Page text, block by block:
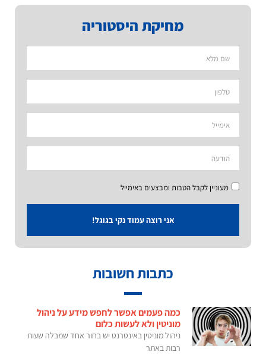
מחיקת היסטוריה
מעוניין לקבל הטבות ומבצעים באימייל
אני רוצה עמוד נקי בגוגל!
כתבות חשובות
כמה פעמים אפשר לחפש מידע על ניהול
מוניטין ולא לעשות כלום
ניהול מוניטין באינטרנט יש בחור אחד שמבלה שעות
רבות באתר